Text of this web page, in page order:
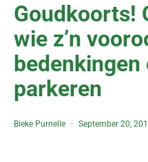
Goudkoorts!
wie z’n
bedenkingen
parkeren
Bieke Purnelle September 20,